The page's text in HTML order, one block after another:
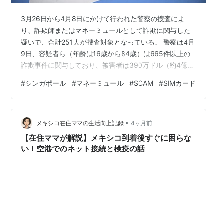
3月26日から4月8日にかけて行われた警察の捜査によ
り、詐欺師またはマネーミュールとして詐欺に関与した
疑いで、合計251人が捜査対象となっている。 警察は4月
9日、容疑者ら（年齢は16歳から84歳）は665件以上の
詐欺事件に関与しており、被害者は390万ドル（約4億
分は、電子商取引、友人なりすまし、求人詐欺、政府職
員なりすまし、投資詐欺、賃貸詐欺に関するものだっ
た。容疑者らは男性172名、女性79名で構成され、詐
欺、資金洗浄、または無許可での決済サービス提供の容
疑で捜査を受けている。 シンガポール マレーシア Esim
プリペイドSIM 東…
#シンガポール #マネーミュール #SCAM #SIMカード
メキシコ在住ママの生活向上記録 • 4ヶ月前
【在住ママが解説】メキシコ到着後すぐに困らな
い！空港でのネット接続と検疫の話